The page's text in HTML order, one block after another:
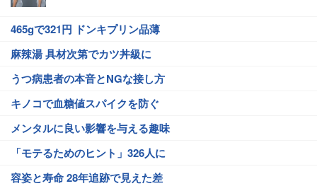
465gで321円 ドンキプリン品薄
麻辣湯 具材次第でカツ丼級に
うつ病患者の本音とNGな接し方
キノコで血糖値スパイクを防ぐ
メンタルに良い影響を与える趣味
「モテるためのヒント」326人に
容姿と寿命 28年追跡で見えた差